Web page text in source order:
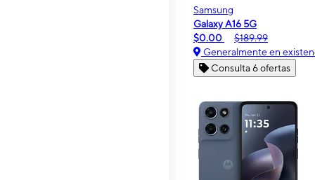
Samsung
Galaxy A16 5G
$0.00
$189.99
Generalmente en
Consulta 6 ofertas